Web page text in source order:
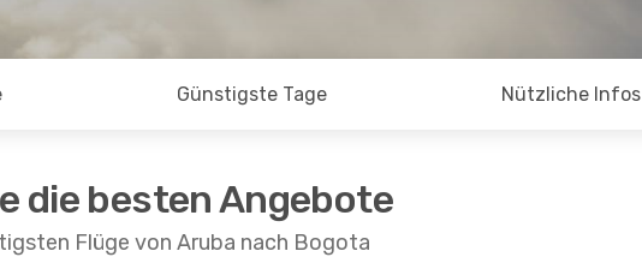
Günstigste Tage Nützliche Infos
die besten Angebote
Flüge von Aruba nach Bogota